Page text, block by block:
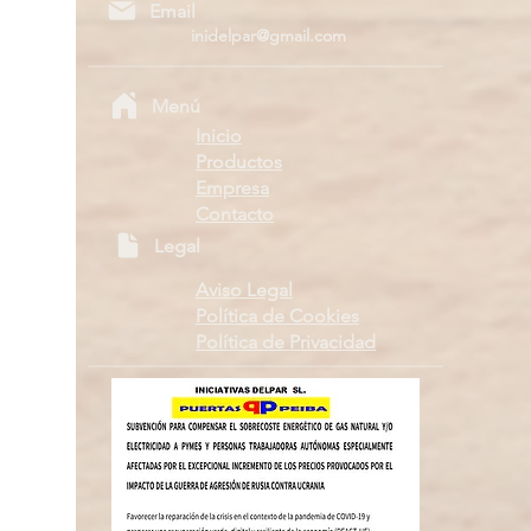
Email
inidelpar@gmail.com
Inicio
Productos
Empresa
Contacto
Legal
Menú
Aviso Legal
Política de Cookies
Política de Privacidad